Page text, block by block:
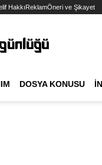
HakkıReklamÖneri ve Şikayet
DOSYA KONUSU